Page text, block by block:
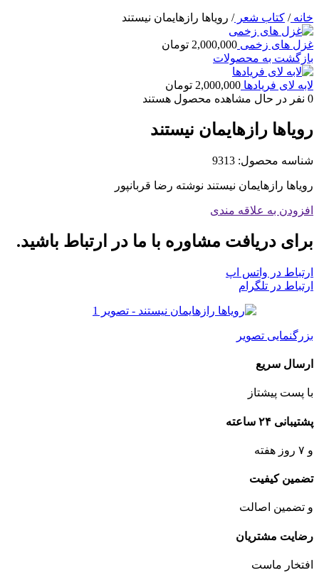
خانه/ کتاب شعر/ رویاها رازهایمان نیستند
غزل های زخمی 2,000,000 تومان
بازگشت به محصولات
لابه لای فریادها 2,000,000 تومان
0 نفر در حال مشاهده محصول هستند
رویاها رازهایمان نیستند
شناسه محصول: 9313
رویاها رازهایمان نیستند نوشته رضا قربانپور
افزودن به علاقه مندی
برای دریافت مشاوره با ما در ارتباط باشید.
ارتباط در واتس اپ
ارتباط در تلگرام
بزرگنمایی تصویر
ارسال سریع
با پست پیشتاز
پشتیبانی ۲۴ ساعته
و ۷ روز هفته
تضمین کیفیت
و تضمین اصالت
رضایت مشتریان
افتخار ماست